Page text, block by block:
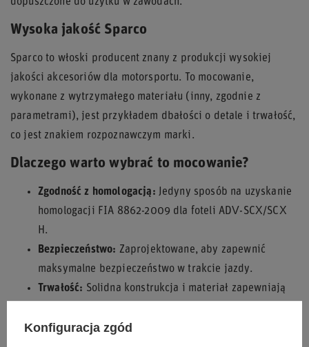
Wysoka jakość Sparco
Sparco to włoski producent znany z produkcji wysokiej
jakości akcesoriów dla motorsportu. To mocowanie,
wykonane z wytrzymałego materiału (inny, zgodnie z
parametrami), jest przykładem dbałości o detale i trwałość,
co jest znakiem rozpoznawczym marki.
Dlaczego warto wybrać to mocowanie?
Zgodność z homologacją: Jedyny sposób na uzyskanie
homologacji FIA 8862-2009 dla foteli ADV-SCX/SCX
H.
Bezpieczeństwo: Zaprojektowane, aby zapewnić
maksymalne bezpieczeństwo w trakcie jazdy.
Trwałość: Solidna konstrukcja i materiał zapewniają
Oryginalność: Produkt renomowanego producenta
Konfiguracja zgód